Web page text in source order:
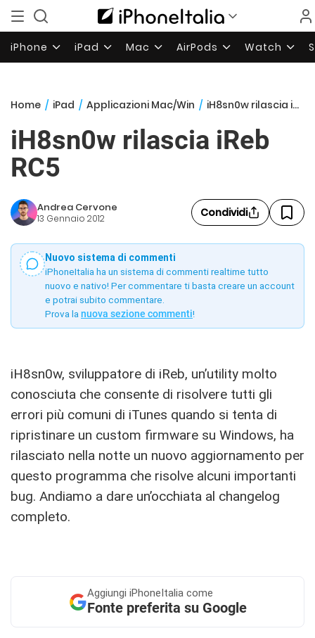
iPhone iPad Mac AirPods Watch
Home / iPad / Applicazioni Mac/Win / iH8sn0w rilascia iReb RC5
iH8sn0w rilascia iReb
RC5
Andrea Cervone
13 Gennaio 2012 Condividi
Nuovo sistema di commenti
iPhoneItalia ha un sistema di commenti realtime tutto
nuovo e nativo! Per commentare ti basta creare un account
e potrai subito commentare.
Prova la nuova sezione commenti!
iH8sn0w, sviluppatore di iReb, un’utility molto
conosciuta che consente di risolvere tutti gli
errori più comuni di iTunes quando si tenta di
ripristinare un custom firmware su Windows, ha
rilasciato nella notte un nuovo aggiornamento per
questo programma che risolve alcuni importanti
bug. Andiamo a dare un’occhiata al changelog
completo.
Aggiungi iPhoneItalia come
Fonte preferita su Google